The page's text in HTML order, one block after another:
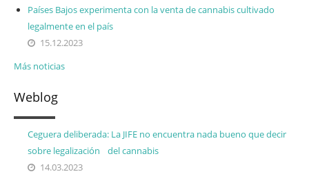
Países Bajos experimenta con la venta de cannabis cultivado
legalmente en el país
15.12.2023
Más noticias
Weblog
Ceguera deliberada: La JIFE no encuentra nada bueno que decir
sobre legalización del cannabis
14.03.2023